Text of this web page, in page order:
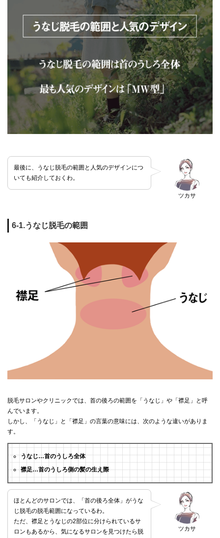
ツカサ
最後に、うなじ脱毛の範囲と人気のデザインにつ
いても紹介しておくわ。
6-1.うなじ脱毛の範囲
脱毛サロンやクリニックでは、首の後ろの範囲を「うなじ」や「襟足」と呼
んでいます。
しかし、「うなじ」と「襟足」の言葉の意味には、次のような違いがありま
す。
うなじ…首のうしろ全体
襟足…首のうしろ側の髪の生え際
ツカサ
ほとんどのサロンでは、「首の後ろ全体」がうな
じ脱毛の脱毛範囲になっているわ。
ただ、襟足とうなじの2部位に分けられているサ
ロンもあるから、気になるサロンを見つけたら脱